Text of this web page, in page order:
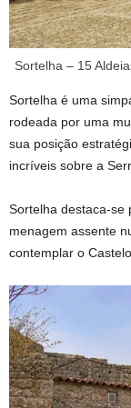
Sortelha – 15
Sortelha é uma
rodeada por uma
sua posição
incríveis sobre a
Sortelha destaca-se
menagem assente
contemplar o